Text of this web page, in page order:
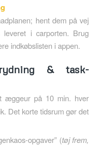
hent dem på vej
i carporten. Brug
indkøbslisten i appen.
& task-
æggeur på 10 min. hver
Det korte tidsrum gør det
opgaver” (tøj frem,